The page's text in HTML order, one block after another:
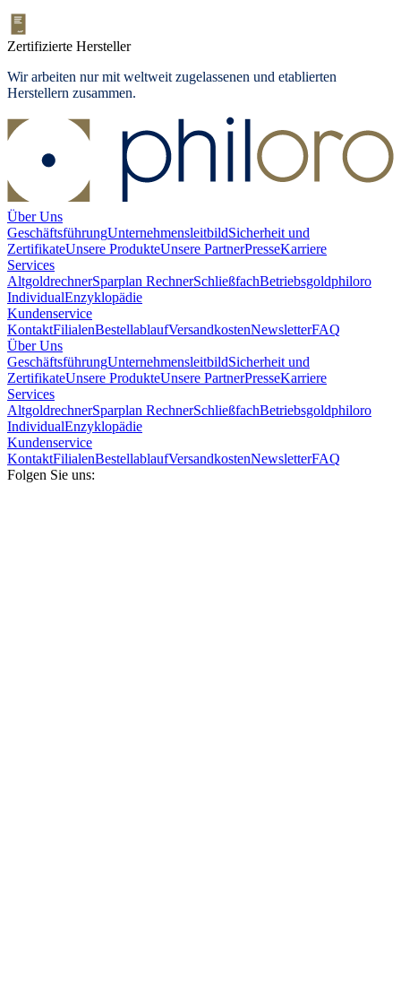
Zertifizierte Hersteller
Wir arbeiten nur mit weltweit zugelassenen und etablierten
Herstellern zusammen.
Über Uns
GeschäftsführungUnternehmensleitbildSicherheit und
ZertifikateUnsere ProdukteUnsere PartnerPresseKarriere
Services
AltgoldrechnerSparplan RechnerSchließfachBetriebsgoldphiloro
IndividualEnzyklopädie
Kundenservice
KontaktFilialenBestellablaufVersandkostenNewsletterFAQ
Über Uns
GeschäftsführungUnternehmensleitbildSicherheit und
ZertifikateUnsere ProdukteUnsere PartnerPresseKarriere
Services
AltgoldrechnerSparplan RechnerSchließfachBetriebsgoldphiloro
IndividualEnzyklopädie
Kundenservice
KontaktFilialenBestellablaufVersandkostenNewsletterFAQ
Folgen Sie uns: